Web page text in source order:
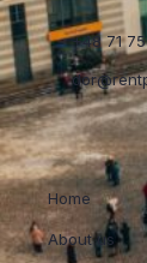
+48 71
Szybkie
Home
About us